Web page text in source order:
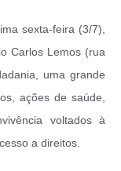
sexta-feira (3/7),
Carlos Lemos (rua
uma grande
ações de saúde,
voltados à
a direitos.